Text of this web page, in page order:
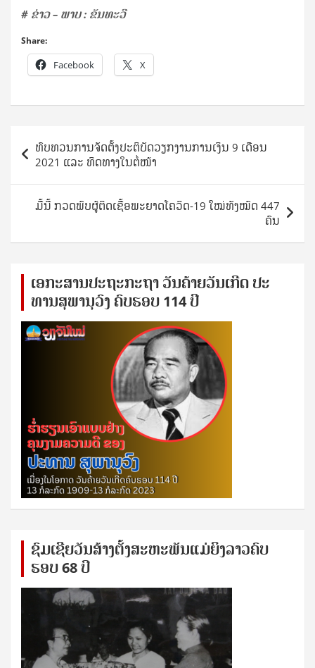
# ຂ່າວ – ພາບ : ຂັນທະວີ
Share:
Facebook X
Post
navigation
ທົບທວນການຈັດຕັ້ງປະຕິບັດວຽກງານການເງິນ 9 ເດືອນ
2021 ແລະ ທິດທາງໃນຕໍ່ໜ້າ
ມື້ນີ້ ກວດພົບຜູ້ຕິດເຊື້ອພະຍາດໂຄວິດ-19 ໃໝ່ທັງໝົດ 447
ຄົນ
ເອ​ກະ​ສານ​ປະ​ຖະ​ກະ​ຖ​າ ວັນ​ຄ້າຍ​ວັນ​ເກີດ ປ​ະ​
ທານ​ສຸ​ພາ​ນຸ​ວົງ ຄົບ​ຮອບ 114 ປີ
ຊົ​ມ​ເຊີຍ​ວັນ​ສ້າງ​ຕັ້ງ​ສະ​ຫະ​ພັນ​ແມ່​ຍິງ​​ລາວຄົບ​
ຮອບ 68 ປິ